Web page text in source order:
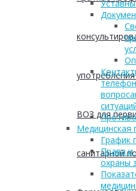
ВОЗ для
санитарной
Медицинская
График
Права и
охраны